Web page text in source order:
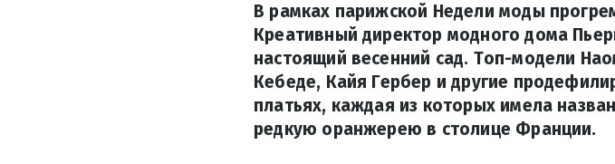
В рамках парижской Недели моды
Креативный директор модного дома
настоящий весенний сад. Топ-модели
Кебеде, Кайя Гербер и другие
платьях, каждая из которых имела
редкую оранжерею в столице Франции.